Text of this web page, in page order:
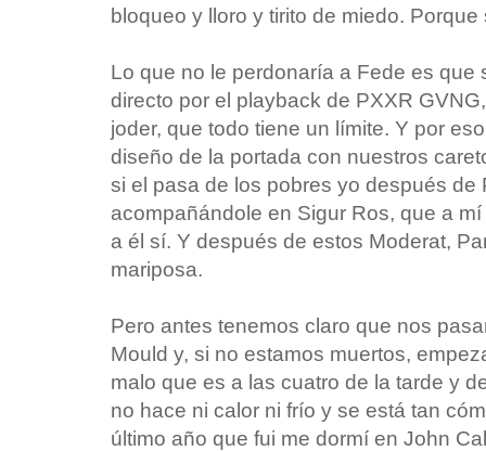
bloqueo y lloro y tirito de miedo.
Lo que no le perdonaría a Fede es que
directo por el playback de PXXR
joder, que todo tiene un límite. Y por
diseño de la portada con nuestros
si el pasa de los pobres yo después de
acompañándole en Sigur Ros, que a
a él sí. Y después de estos Moderat,
mariposa.
Pero antes tenemos claro que nos
Mould y, si no estamos muertos,
malo que es a las cuatro de la tarde y
no hace ni calor ni frío y se está tan
último año que fui me dormí en John